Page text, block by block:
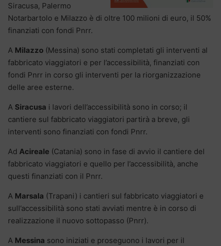
Siracusa, Palermo
Notarbartolo e Milazzo è di oltre 100 milioni di euro, il 50%
finanziati con fondi Pnrr.
A Milazzo (Messina) sono stati completati gli interventi al
fabbricato viaggiatori e per l’accessibilità, finanziati con
fondi Pnrr in corso gli interventi per la riorganizzazione
delle aree esterne.
A Siracusa i lavori dell’accessibilità sono in corso; il
cantiere sul fabbricato viaggiatori partirà a breve, gli
interventi sono finanziati con fondi Pnrr.
Ad Acireale (Catania) sono in fase di avvio il cantiere del
fabbricato viaggiatori e quello per l’accessibilità, anche
questi finanziati con il Pnrr.
A Marsala (Trapani) i cantieri sul fabbricato viaggiatori e
sull’accessibilità sono stati avviati mentre è in corso di
realizzazione il nuovo sottopasso (Pnrr).
A Messina sono iniziati e proseguono i lavori per il